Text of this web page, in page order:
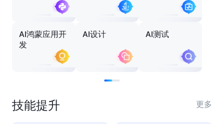
AI鸿蒙应用开
发
AI设计 AI测试
技能提升 更多